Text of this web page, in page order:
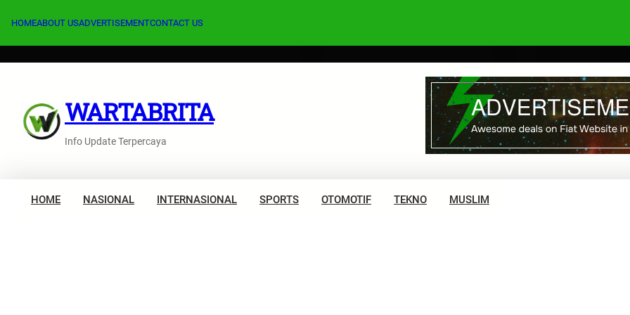
HOMEABOUT USADVERTISEMENTCONTACT US
WARTABRITA
Info Update Terpercaya
HOME NASIONAL INTERNASIONAL SPORTS OTOMOTIF TEKNO MUSLIM